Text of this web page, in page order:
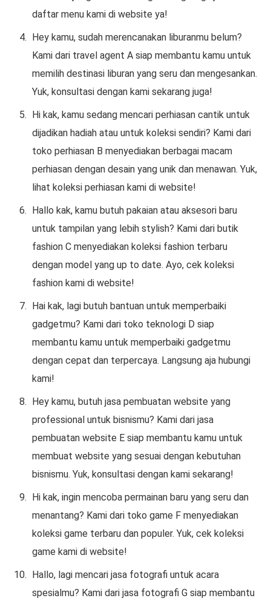
daftar menu kami di website ya!
Hey kamu, sudah merencanakan liburanmu belum?
Kami dari travel agent A siap membantu kamu untuk
memilih destinasi liburan yang seru dan mengesankan.
Yuk, konsultasi dengan kami sekarang juga!
Hi kak, kamu sedang mencari perhiasan cantik untuk
dijadikan hadiah atau untuk koleksi sendiri? Kami dari
toko perhiasan B menyediakan berbagai macam
perhiasan dengan desain yang unik dan menawan. Yuk,
lihat koleksi perhiasan kami di website!
Hallo kak, kamu butuh pakaian atau aksesori baru
untuk tampilan yang lebih stylish? Kami dari butik
fashion C menyediakan koleksi fashion terbaru
dengan model yang up to date. Ayo, cek koleksi
fashion kami di website!
Hai kak, lagi butuh bantuan untuk memperbaiki
gadgetmu? Kami dari toko teknologi D siap
membantu kamu untuk memperbaiki gadgetmu
dengan cepat dan terpercaya. Langsung aja hubungi
kami!
Hey kamu, butuh jasa pembuatan website yang
professional untuk bisnismu? Kami dari jasa
pembuatan website E siap membantu kamu untuk
membuat website yang sesuai dengan kebutuhan
bisnismu. Yuk, konsultasi dengan kami sekarang!
Hi kak, ingin mencoba permainan baru yang seru dan
menantang? Kami dari toko game F menyediakan
koleksi game terbaru dan populer. Yuk, cek koleksi
game kami di website!
Hallo, lagi mencari jasa fotografi untuk acara
spesialmu? Kami dari jasa fotografi G siap membantu